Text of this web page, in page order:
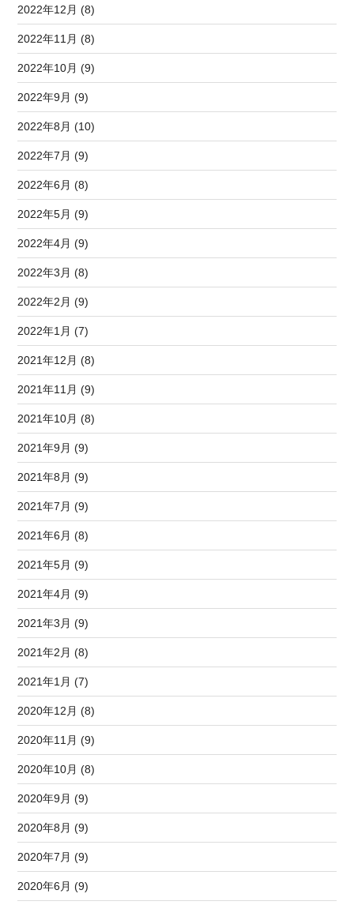
2022年12月 (8)
2022年11月 (8)
2022年10月 (9)
2022年9月 (9)
2022年8月 (10)
2022年7月 (9)
2022年6月 (8)
2022年5月 (9)
2022年4月 (9)
2022年3月 (8)
2022年2月 (9)
2022年1月 (7)
2021年12月 (8)
2021年11月 (9)
2021年10月 (8)
2021年9月 (9)
2021年8月 (9)
2021年7月 (9)
2021年6月 (8)
2021年5月 (9)
2021年4月 (9)
2021年3月 (9)
2021年2月 (8)
2021年1月 (7)
2020年12月 (8)
2020年11月 (9)
2020年10月 (8)
2020年9月 (9)
2020年8月 (9)
2020年7月 (9)
2020年6月 (9)